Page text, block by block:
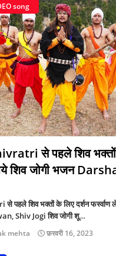
song
से पहले शिव
शिव जोगी भजन
से पहले शिव भक्तों के लिए दर्शन
Shiv Jogi शिव जोगी शू…
mehta फ़रवरी 16, 2023